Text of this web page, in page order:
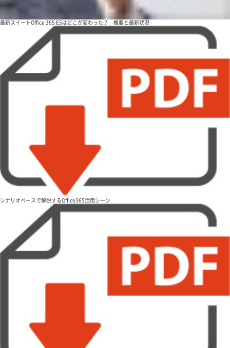
最新スイートOffice 365 E5はどこが変わった？ 概要と最新状況
シナリオベースで解説するOffice365活用シーン